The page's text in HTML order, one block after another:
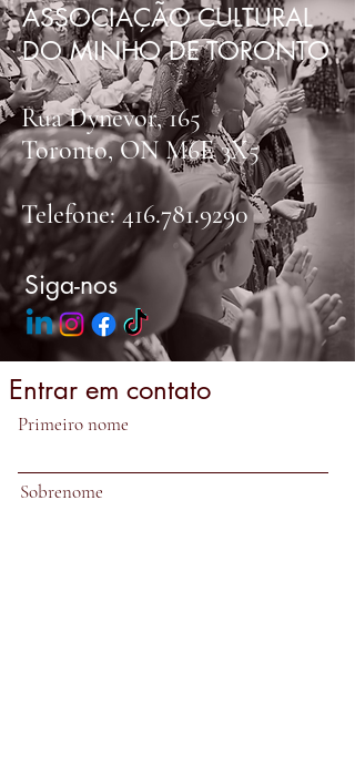
ASSOCIAÇÃO CULTURAL
DO MINHO DE TORONTO
Rua Dynevor, 165
Toronto, ON M6E 3X5
Telefone:416.781.9290
Siga-nos
Entrar em contato
Primeiro nome
Sobrenome